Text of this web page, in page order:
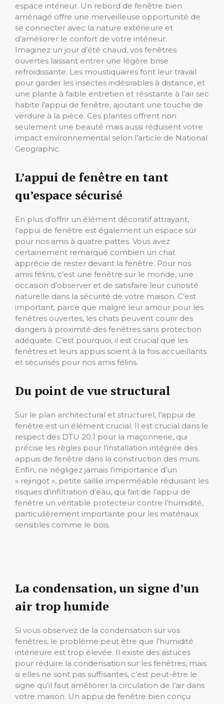
espace intérieur. Un rebord de fenêtre bien
aménagé offre une merveilleuse opportunité de
se connecter avec la nature extérieure et
d’améliorer le confort de votre intérieur.
Imaginez un jour d’été chaud, vos fenêtres
ouvertes laissant entrer une légère brise
refroidissante. Les moustiquaires font leur travail
pour garder les insectes indésirables à distance, et
une plante à faible entretien et résistante à l’air sec
habite l’appui de fenêtre, ajoutant une touche de
verdure à la pièce. Ces plantes offrent non
seulement une beauté mais aussi réduisent votre
impact environnemental selon l’article de National
Geographic.
L’appui de fenêtre en tant
qu’espace sécurisé
En plus d’offrir un élément décoratif attrayant,
l’appui de fenêtre est également un espace sûr
pour nos amis à quatre pattes. Vous avez
certainement remarqué combien un chat
apprécie de rester devant la fenêtre. Pour nos
amis félins, c’est une fenêtre sur le monde, une
occasion d’observer et de satisfaire leur curiosité
naturelle dans la sécurité de votre maison. C’est
important, parce que malgré leur amour pour les
fenêtres ouvertes, les chats peuvent courir des
dangers à proximité des fenêtres sans protection
adéquate. C’est pourquoi, il est crucial que les
fenêtres et leurs appuis soient à la fois accueillants
et sécurisés pour nos amis félins.
Du point de vue structural
Sur le plan architectural et structurel, l’appui de
fenêtre est un élément crucial. Il est crucial dans le
respect des DTU 20.1 pour la maçonnerie, qui
précise les règles pour l’installation intégrée des
appuis de fenêtre dans la construction des murs.
Enfin, ne négligez jamais l’importance d’un
« rejingot », petite saillie imperméable réduisant les
risques d’infiltration d’eau, qui fait de l’appui de
fenêtre un véritable protecteur contre l’humidité,
particulièrement importante pour les matériaux
sensibles comme le bois.
La condensation, un signe d’un
air trop humide
Si vous observez de la condensation sur vos
fenêtres, le problème peut être que l’humidité
intérieure est trop élevée. Il existe des astuces
pour réduire la condensation sur les fenêtres, mais
si elles ne sont pas suffisantes, c’est peut-être le
signe qu’il faut améliorer la circulation de l’air dans
votre maison. Un appui de fenêtre bien conçu